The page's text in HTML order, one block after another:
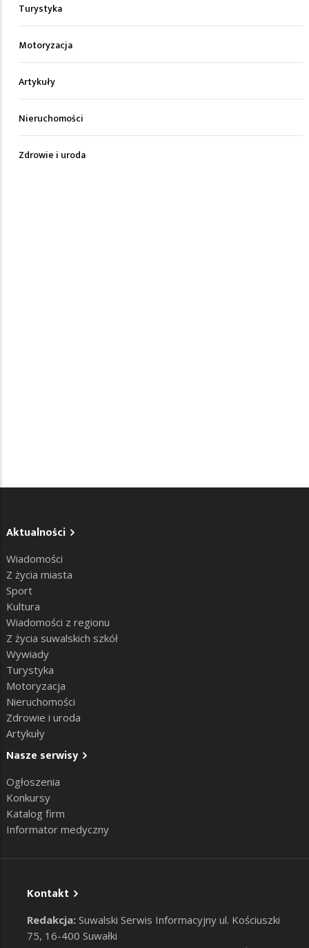
Turystyka
Motoryzacja
Artykuły
Nieruchomości
Zdrowie i uroda
Aktualności
Wiadomości
Z życia miasta
Sport
Kultura
Wiadomości z regionu
Z życia suwalskich szkół
Wywiady
Turystyka
Motoryzacja
Nieruchomości
Zdrowie i uroda
Artykuły
Nasze serwisy
Ogłoszenia
Konkursy
Katalog firm
Informator medyczny
Kontakt
Redakcja: Suwalski Serwis Informacyjny ul. Kościuszki
75, 16-400 Suwałki